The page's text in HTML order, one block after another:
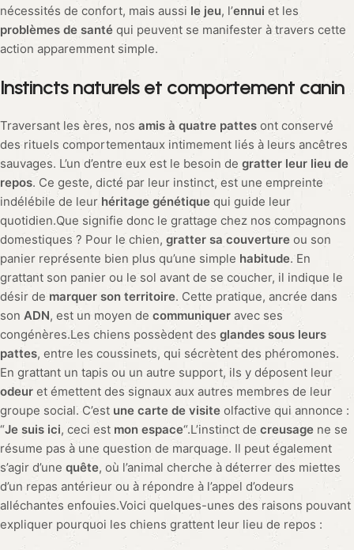
nécessités de confort, mais aussile jeu, l’ennui et les
problèmes de santé qui peuvent se manifester à travers cette
action apparemment simple.
Instincts naturels et comportement canin
Traversant les ères, nos amis à quatre pattes ont conservé
des rituels comportementaux intimement liés à leurs ancêtres
sauvages. L’un d’entre eux est le besoin de gratter leur lieu de
repos. Ce geste, dicté par leur instinct, est une empreinte
indélébile de leur héritage génétique qui guide leur
quotidien.Que signifie donc le grattage chez nos compagnons
domestiques ? Pour le chien, gratter sa couverture ou son
panier représente bien plus qu’une simple habitude. En
grattant son panier ou le sol avant de se coucher, il indique le
désir de marquer son territoire. Cette pratique, ancrée dans
son ADN, est un moyen de communiquer avec ses
congénères.Les chiens possèdent des glandes sous leurs
pattes, entre les coussinets, qui sécrètent des phéromones.
En grattant un tapis ou un autre support, ils y déposent leur
odeur et émettent des signaux aux autres membres de leur
groupe social. C’est une carte de visite olfactive qui annonce :
“Je suis ici, ceci est mon espace“.L’instinct de creusage ne se
résume pas à une question de marquage. Il peut également
s’agir d’une quête, où l’animal cherche à déterrer des miettes
d’un repas antérieur ou à répondre à l’appel d’odeurs
alléchantes enfouies.Voici quelques-unes des raisons pouvant
expliquer pourquoi les chiens grattent leur lieu de repos :